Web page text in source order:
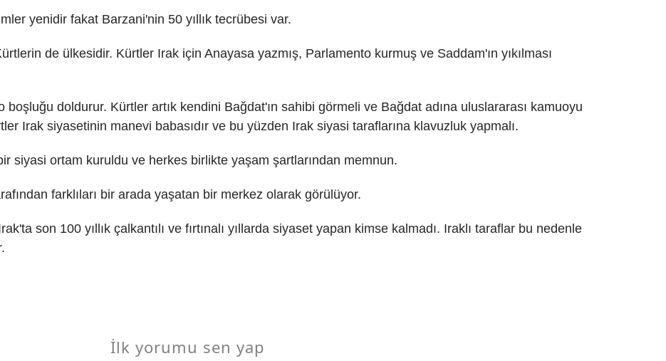
yenidir fakat Barzani'nin 50 yıllık tecrübesi var.
de ülkesidir. Kürtler Irak için Anayasa yazmış, Parlamento kurmuş ve Saddam'ın yıkılması
boşluğu doldurur. Kürtler artık kendini Bağdat'ın sahibi görmeli ve Bağdat adına uluslararası kamuoyu
Irak siyasetinin manevi babasıdır ve bu yüzden Irak siyasi taraflarına klavuzluk yapmalı.
siyasi ortam kuruldu ve herkes birlikte yaşam şartlarından memnun.
farklıları bir arada yaşatan bir merkez olarak görülüyor.
son 100 yıllık çalkantılı ve fırtınalı yıllarda siyaset yapan kimse kalmadı. Iraklı taraflar bu nedenle
İlk yorumu sen yap